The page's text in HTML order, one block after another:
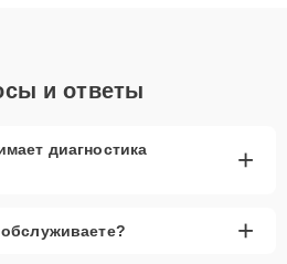
и ответы
диагностика
+
+